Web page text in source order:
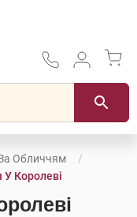
Обличчям
У Королеві